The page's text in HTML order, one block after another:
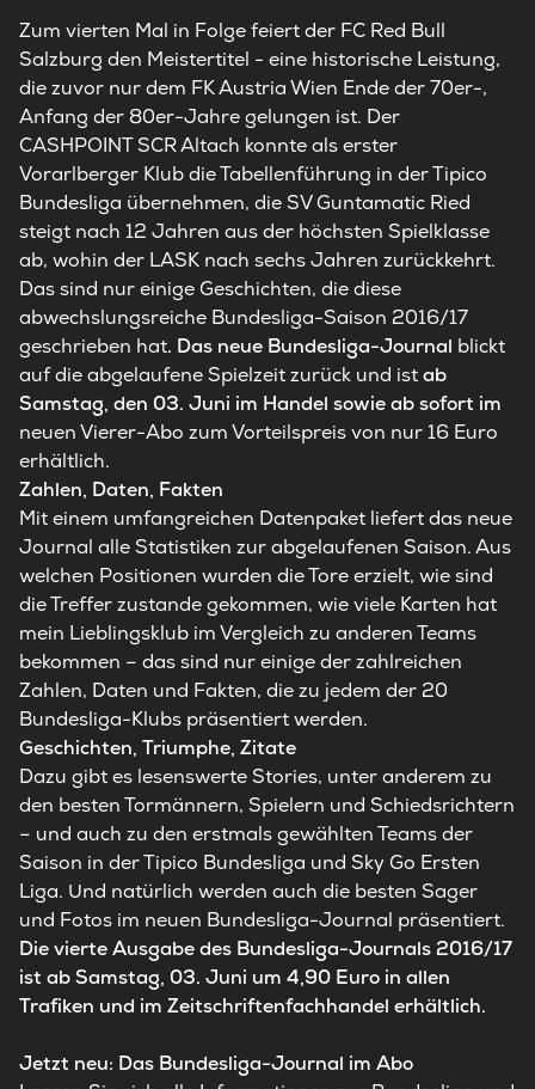
Zum vierten Mal in Folge feiert der FC Red Bull
Salzburg den Meistertitel - eine historische Leistung,
die zuvor nur dem FK Austria Wien Ende der 70er-,
Anfang der 80er-Jahre gelungen ist. Der
CASHPOINT SCR Altach konnte als erster
Vorarlberger Klub die Tabellenführung in der Tipico
Bundesliga übernehmen, die SV Guntamatic Ried
steigt nach 12 Jahren aus der höchsten Spielklasse
ab, wohin der LASK nach sechs Jahren zurückkehrt.
Das sind nur einige Geschichten, die diese
abwechslungsreiche Bundesliga-Saison 2016/17
geschrieben hat. Das neue Bundesliga-Journal blickt
auf die abgelaufene Spielzeit zurück und istab
Samstag, den 03. Juni im Handel sowie ab sofort im
neuen Vierer-Abo zum Vorteilspreis von nur 16 Euro
erhältlich.
Zahlen, Daten, Fakten
Mit einem umfangreichen Datenpaket liefert das neue
Journal alle Statistiken zur abgelaufenen Saison. Aus
welchen Positionen wurden die Tore erzielt, wie sind
die Treffer zustande gekommen, wie viele Karten hat
mein Lieblingsklub im Vergleich zu anderen Teams
bekommen – das sind nur einige der zahlreichen
Zahlen, Daten und Fakten, die zu jedem der 20
Bundesliga-Klubs präsentiert werden.
Geschichten, Triumphe, Zitate
Dazu gibt es lesenswerte Stories, unter anderem zu
den besten Tormännern, Spielern und Schiedsrichtern
– und auch zu den erstmals gewählten Teams der
Saison in der Tipico Bundesliga und Sky Go Ersten
Liga. Und natürlich werden auch die besten Sager
und Fotos im neuen Bundesliga-Journal präsentiert.
Die vierte Ausgabe des Bundesliga-Journals 2016/17
ist ab Samstag, 03. Juni um 4,90 Euro in allen
Trafiken und im Zeitschriftenfachhandel erhältlich.
Jetzt neu: Das Bundesliga-Journal im Abo